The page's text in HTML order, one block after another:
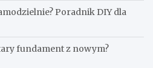
Poradnik DIY dla
fundament z nowym?